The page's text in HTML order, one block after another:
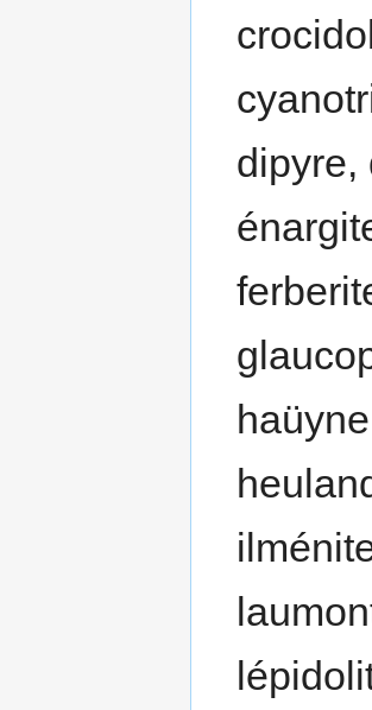
dipyre,